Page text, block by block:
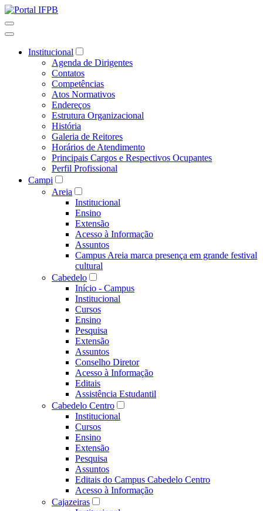
Institucional
Agenda de Dirigentes
Contatos
Competências
Atos Normativos
Endereços
Estrutura Organizacional
História
Galeria de Reitores
Horários de Atendimento
Principais Cargos e Respectivos Ocupantes
Perfil Profissional
Campi
Areia
Institucional
Ensino
Extensão
Acesso à Informação
Assuntos
Campus Areia marca presença em grande festival
cultural
Cabedelo
Início - Campus
Institucional
Cursos
Ensino
Pesquisa
Extensão
Assuntos
Conselho Diretor
Acesso à Informação
Editais
Assistência Estudantil
Cabedelo Centro
Institucional
Cursos
Ensino
Extensão
Pesquisa
Assuntos
Editais do Campus Cabedelo Centro
Acesso à Informação
Cajazeiras